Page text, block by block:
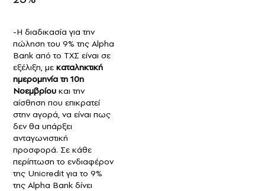
-Η διαδικασία για την
πώληση του 9% της Alpha
Bank από το ΤΧΣ είναι σε
εξέλιξη, με καταληκτική
ημερομηνία τη 10η
Νοεμβρίου και την
αίσθηση που επικρατεί
στην αγορά, να είναι πως
δεν θα υπάρξει
ανταγωνιστική
προσφορά. Σε κάθε
περίπτωση το ενδιαφέρον
της Unicredit για το 9%
της Alpha Bank δίνει